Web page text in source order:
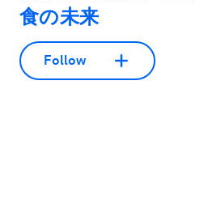
食の未来
Follow